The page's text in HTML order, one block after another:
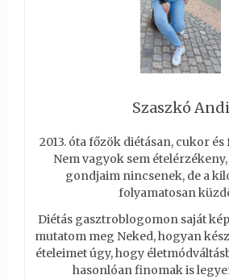
Szaszkó Andi
2013. óta főzök diétásan, cukor
Nem vagyok sem
gondjaim nincsenek, de a
folyamatosan
Diétás gasztroblogomon saját
mutatom meg Neked, hogyan
ételeimet úgy, hogy
hasonlóan finomak is